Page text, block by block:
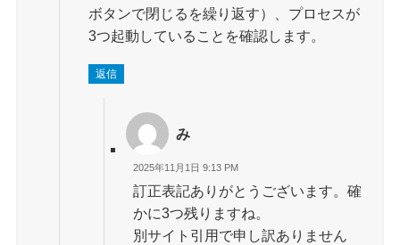
ボタンで閉じるを繰り返す）、プロセスが
3つ起動していることを確認します。
返信
み
2025年11月1日 9:13 PM
訂正表記ありがとうございます。確
かに3つ残りますね。
別サイト引用で申し訳ありません